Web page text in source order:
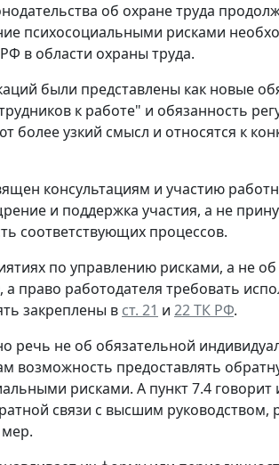
об охране труда
психосоциальными рисками
в области охраны труда.
были представлены как новые
к работе" и обязанность
узкий смысл и относятся к
консультациям и участию
и поддержка участия, а не
соответствующих процессов.
по управлению рисками, а не
, а право работодателя требовать
закреплены в ст. 21 и 22 ТК РФ.
речь не об обязательной
возможность предоставлять
рисками. А пункт 7.4 говорит
связи с высшим руководством,